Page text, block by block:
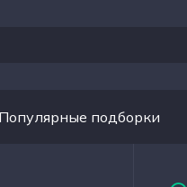
Популярные подборки